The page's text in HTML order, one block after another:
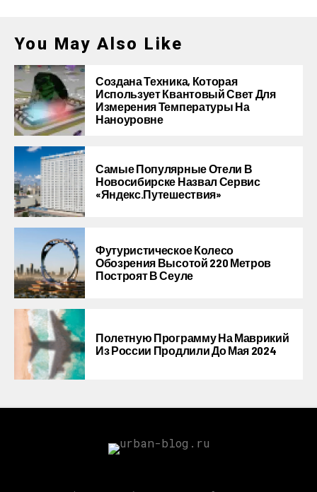
You May Also Like
Создана Техника, Которая
Использует Квантовый Свет Для
Измерения Температуры На
Наноуровне
Самые Популярные Отели В
Новосибирске Назвал Сервис
«Яндекс.Путешествия»
Футуристическое Колесо
Обозрения Высотой 220 Метров
Построят В Сеуле
Полетную Программу На Маврикий
Из России Продлили До Мая 2024